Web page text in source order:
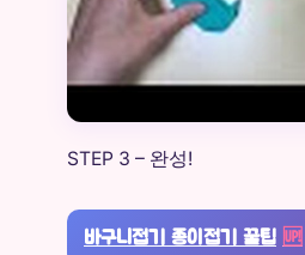
STEP 3 – 완성!
바구니접기 종이접기 꿀팁 🆙